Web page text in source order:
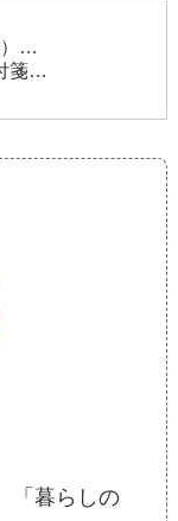
）…
箋…
「暮らしの